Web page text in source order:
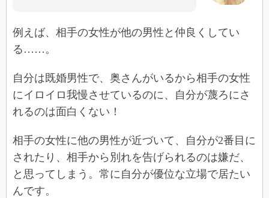
例えば、相手の女性が他の男性と仲良くしてい
る……。
自分は既婚男性で、奥さんがいるから相手の女性
にイロイロ我慢させているのに、自分が蔑ろにさ
れるのは面白くない！
相手の女性に他の男性が近づいて、自分が2番目に
されたり、相手から別れを告げられるのは嫌だ、
と思ってしまう。常に自分が優位な立場で居たい
んです。